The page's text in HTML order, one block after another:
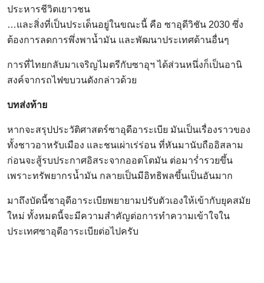
ประหารชีวิตเยาวชน
…และสิ่งที่เป็นประเด็นอยู่ในขณะนี้ คือ ซาอุดีวิชัน 2030 ซึ่ง
ต้องการลดการพึ่งพาน้ำมัน และพัฒนาประเทศด้านอื่นๆ
การที่ไทยกลับมาเจริญไมตรีกับซาอุฯ ได้ส่วนหนึ่งก็เป็นอานิ
สงค์จากรถไฟขบวนดังกล่าวด้วย
บทส่งท้าย
หากจะสรุปประวัติศาสตร์ซาอุดีอาระเบีย มันเป็นเรื่องราวของ
ทั้งชาวอาหรับเมือง และชนเผ่าเร่ร่อน ที่หันมานับถืออิสลาม
ก่อนจะสู้รบประกาศอิสระจากออตโตมัน ต่อมาร่ำรวยขึ้น
เพราะทรัพยากรน้ำมัน กลายเป็นมีอิทธิพลขึ้นเป็นอันมาก
มาถึงบัดนี้ซาอุดีอาระเบียพยายามปรับตัวเองให้เข้ากับยุคสมัย
ใหม่ ทั้งหมดนี้จะมีความสำคัญต่อการทำความเข้าใจใน
ประเทศซาอุดีอาระเบียต่อไปครับ